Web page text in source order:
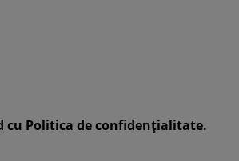
cu Politica de confidenţialitate.